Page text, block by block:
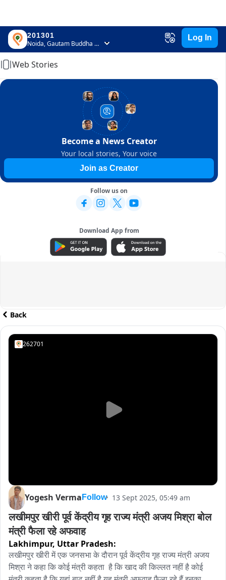
201301
Noida, Gautam Buddha Nagar, Uttar Pradesh
Log In
Home
Web Stories
Become a News Creator
Your local stories, Your voice
Join as Creator
Follow us on
Download App from
ADVERTISEMENT
Back
262701
Yogesh Verma Follow 13 Sept 2025, 05:49 am
लखीमपुर खीरी पूर्व केंद्रीय गृह राज्य मंत्री अजय मिश्रा बोल
मंत्री फैला रहे अफवाह
Lakhimpur, Uttar Pradesh:
लखीमपुर खीरी में एक जनसभा के दौरान पूर्व केंद्रीय गृह राज्य मंत्री अजय
मिश्रा ने कहा कि कोई मंत्री कहता  है कि खाद की किल्लत नहीं है कोई